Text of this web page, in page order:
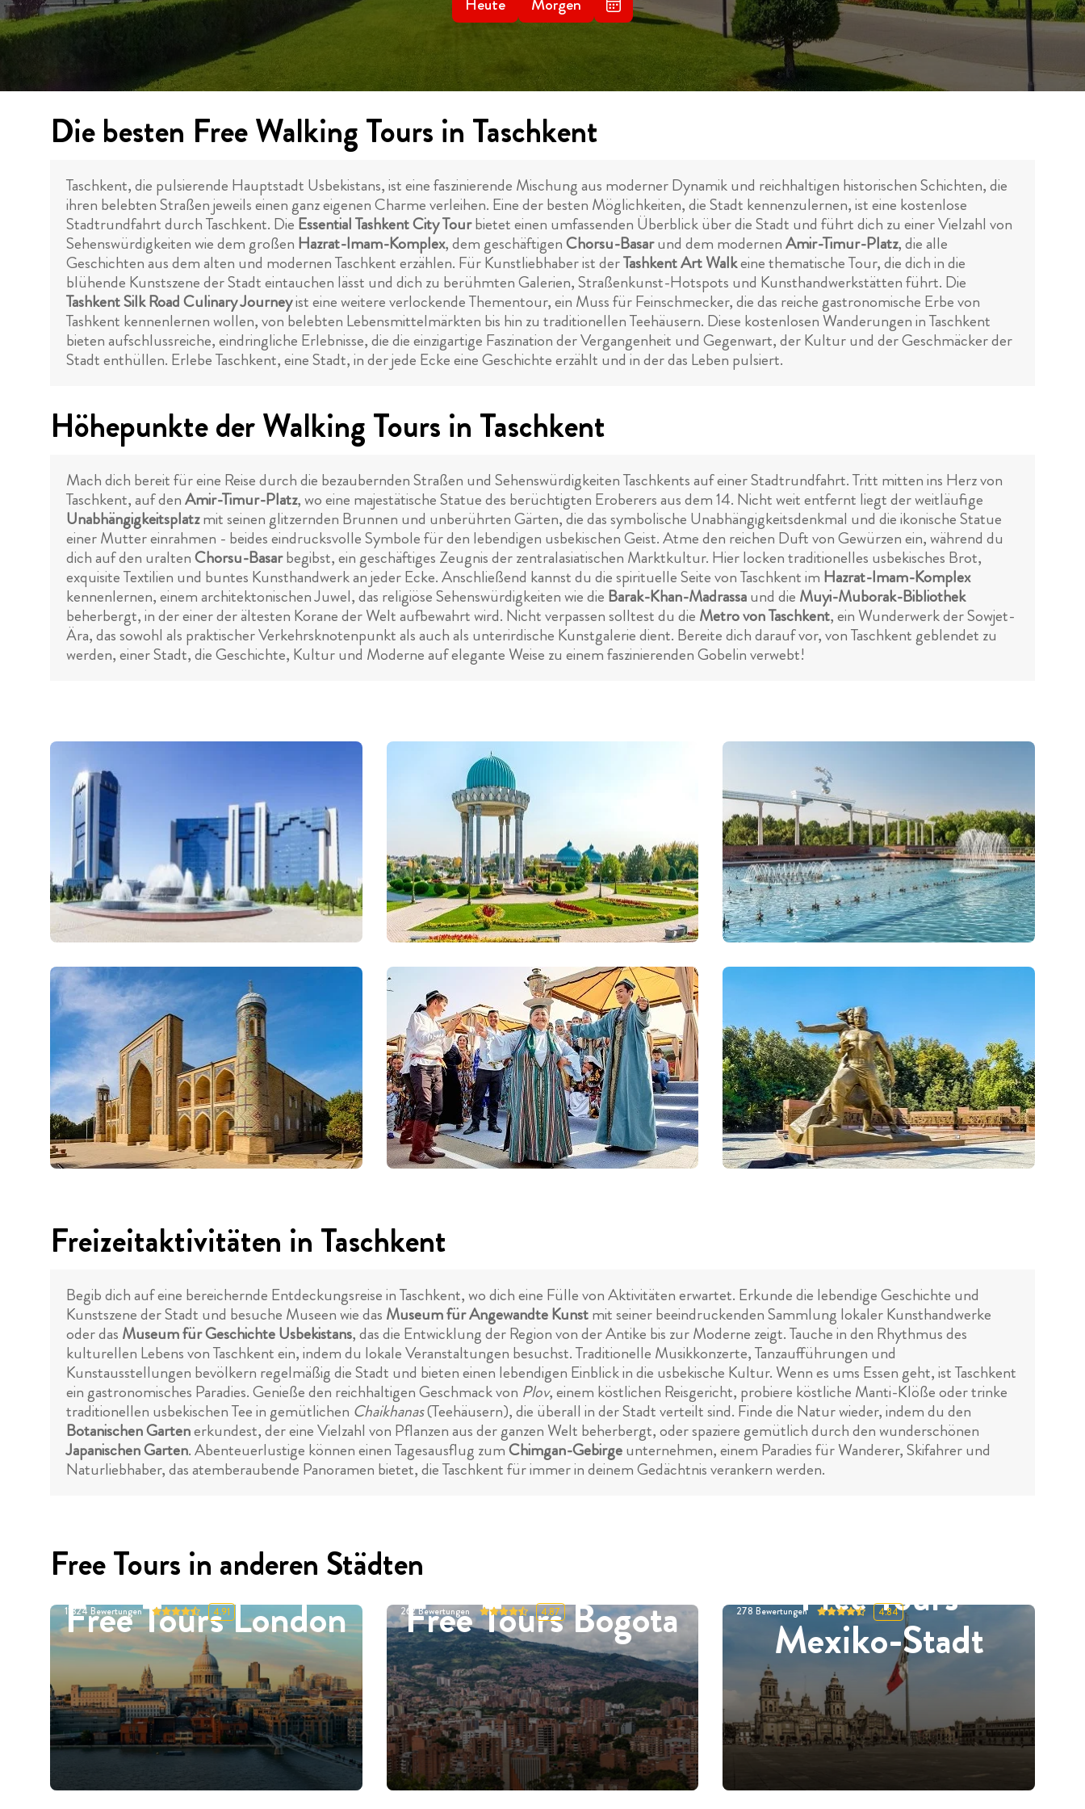
Die besten Free Walking Tours in Taschkent
Taschkent, die pulsierende Hauptstadt Usbekistans, ist eine faszinierende Mischung aus moderner Dynamik und reichhaltigen historischen Schichten, die
ihren belebten Straßen jeweils einen ganz eigenen Charme verleihen. Eine der besten Möglichkeiten, die Stadt kennenzulernen, ist eine kostenlose
Stadtrundfahrt durch Taschkent. Die Essential Tashkent City Tourbietet einen umfassenden Überblick über die Stadt und führt dich zu einer Vielzahl von
Sehenswürdigkeiten wie dem großen Hazrat-Imam-Komplex, dem geschäftigenChorsu-Basarund dem modernenAmir-Timur-Platz, die alle
Geschichten aus dem alten und modernen Taschkent erzählen. Für Kunstliebhaber ist derTashkent Art Walkeine thematische Tour, die dich in die
blühende Kunstszene der Stadt eintauchen lässt und dich zu berühmten Galerien, Straßenkunst-Hotspots und Kunsthandwerkstätten führt. Die
Tashkent Silk Road Culinary Journeyist eine weitere verlockende Thementour, ein Muss für Feinschmecker, die das reiche gastronomische Erbe von
Tashkent kennenlernen wollen, von belebten Lebensmittelmärkten bis hin zu traditionellen Teehäusern. Diese kostenlosen Wanderungen in Taschkent
bieten aufschlussreiche, eindringliche Erlebnisse, die die einzigartige Faszination der Vergangenheit und Gegenwart, der Kultur und der Geschmäcker der
Stadt enthüllen. Erlebe Taschkent, eine Stadt, in der jede Ecke eine Geschichte erzählt und in der das Leben pulsiert.
Höhepunkte der Walking Tours in Taschkent
Mach dich bereit für eine Reise durch die bezaubernden Straßen und Sehenswürdigkeiten Taschkents auf einer Stadtrundfahrt. Tritt mitten ins Herz von
Taschkent, auf denAmir-Timur-Platz, wo eine majestätische Statue des berüchtigten Eroberers aus dem 14. Nicht weit entfernt liegt der weitläufige
Unabhängigkeitsplatzmit seinen glitzernden Brunnen und unberührten Gärten, die das symbolische Unabhängigkeitsdenkmal und die ikonische Statue
einer Mutter einrahmen - beides eindrucksvolle Symbole für den lebendigen usbekischen Geist. Atme den reichen Duft von Gewürzen ein, während du
dich auf den uraltenChorsu-Basarbegibst, ein geschäftiges Zeugnis der zentralasiatischen Marktkultur. Hier locken traditionelles usbekisches Brot,
exquisite Textilien und buntes Kunsthandwerk an jeder Ecke. Anschließend kannst du die spirituelle Seite von Taschkent im Hazrat-Imam-Komplex
kennenlernen, einem architektonischen Juwel, das religiöse Sehenswürdigkeiten wie die Barak-Khan-Madrassaund die Muyi-Muborak-Bibliothek
beherbergt, in der einer der ältesten Korane der Welt aufbewahrt wird. Nicht verpassen solltest du die Metro von Taschkent, ein Wunderwerk der Sowjet-
Ära, das sowohl als praktischer Verkehrsknotenpunkt als auch als unterirdische Kunstgalerie dient. Bereite dich darauf vor, von Taschkent geblendet zu
werden, einer Stadt, die Geschichte, Kultur und Moderne auf elegante Weise zu einem faszinierenden Gobelin verwebt!
Freizeitaktivitäten in Taschkent
Begib dich auf eine bereichernde Entdeckungsreise in Taschkent, wo dich eine Fülle von Aktivitäten erwartet. Erkunde die lebendige Geschichte und
Kunstszene der Stadt und besuche Museen wie das Museum für Angewandte Kunstmit seiner beeindruckenden Sammlung lokaler Kunsthandwerke
oder das Museum für Geschichte Usbekistans, das die Entwicklung der Region von der Antike bis zur Moderne zeigt. Tauche in den Rhythmus des
kulturellen Lebens von Taschkent ein, indem du lokale Veranstaltungen besuchst. Traditionelle Musikkonzerte, Tanzaufführungen und
Kunstausstellungen bevölkern regelmäßig die Stadt und bieten einen lebendigen Einblick in die usbekische Kultur. Wenn es ums Essen geht, ist Taschkent
ein gastronomisches Paradies. Genieße den reichhaltigen Geschmack von Plov, einem köstlichen Reisgericht, probiere köstliche Manti-Klöße oder trinke
traditionellen usbekischen Tee in gemütlichen Chaikhanas(Teehäusern), die überall in der Stadt verteilt sind. Finde die Natur wieder, indem du den
Botanischen Gartenerkundest, der eine Vielzahl von Pflanzen aus der ganzen Welt beherbergt, oder spaziere gemütlich durch den wunderschönen
Japanischen Garten. Abenteuerlustige können einen Tagesausflug zumChimgan-Gebirgeunternehmen, einem Paradies für Wanderer, Skifahrer und
Naturliebhaber, das atemberaubende Panoramen bietet, die Taschkent für immer in deinem Gedächtnis verankern werden.
Free Tours in anderen Städten
Free Tours London
11324Bewertungen 4.91 Free Tours Bogota
262Bewertungen 4.87 Free Tours
Mexiko-Stadt
278 Bewertungen 4.84